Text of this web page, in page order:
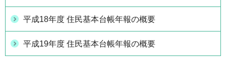
平成18年度 住民基本台帳年報の概要
平成19年度 住民基本台帳年報の概要